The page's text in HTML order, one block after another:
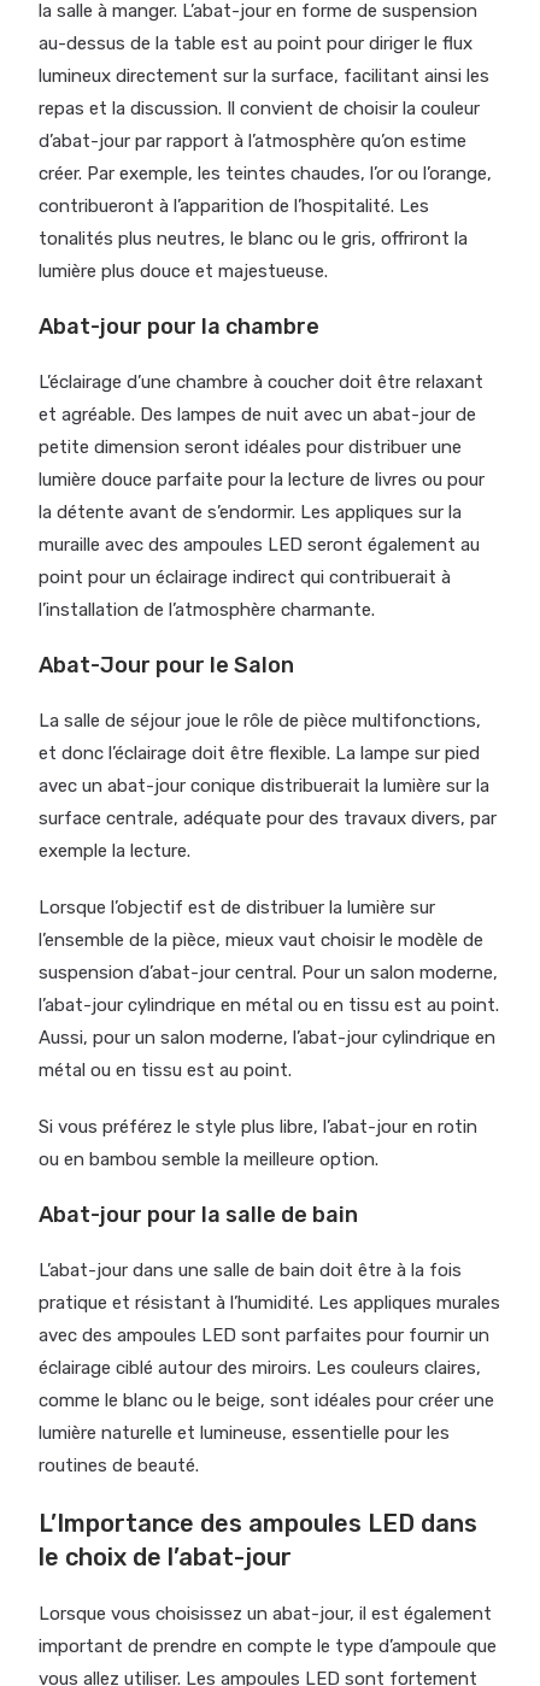
la salle à manger. L’abat-jour en forme de suspension
au-dessus de la table est au point pour diriger le flux
lumineux directement sur la surface, facilitant ainsi les
repas et la discussion. Il convient de choisir la couleur
d’abat-jour par rapport à l’atmosphère qu’on estime
créer. Par exemple, les teintes chaudes, l’or ou l’orange,
contribueront à l’apparition de l’hospitalité. Les
tonalités plus neutres, le blanc ou le gris, offriront la
lumière plus douce et majestueuse.
Abat-jour pour la chambre
L’éclairage d’une chambre à coucher doit être relaxant
et agréable. Des lampes de nuit avec un abat-jour de
petite dimension seront idéales pour distribuer une
lumière douce parfaite pour la lecture de livres ou pour
la détente avant de s’endormir. Les appliques sur la
muraille avec des ampoules LED seront également au
point pour un éclairage indirect qui contribuerait à
l’installation de l’atmosphère charmante.
Abat-Jour pour le Salon
La salle de séjour joue le rôle de pièce multifonctions,
et donc l’éclairage doit être flexible. La lampe sur pied
avec un abat-jour conique distribuerait la lumière sur la
surface centrale, adéquate pour des travaux divers, par
exemple la lecture.
Lorsque l’objectif est de distribuer la lumière sur
l’ensemble de la pièce, mieux vaut choisir le modèle de
suspension d’abat-jour central. Pour un salon moderne,
l’abat-jour cylindrique en métal ou en tissu est au point.
Aussi, pour un salon moderne, l’abat-jour cylindrique en
métal ou en tissu est au point.
Si vous préférez le style plus libre, l’abat-jour en rotin
ou en bambou semble la meilleure option.
Abat-jour pour la salle de bain
L’abat-jour dans une salle de bain doit être à la fois
pratique et résistant à l’humidité. Les appliques murales
avec des ampoules LED sont parfaites pour fournir un
éclairage ciblé autour des miroirs. Les couleurs claires,
comme le blanc ou le beige, sont idéales pour créer une
lumière naturelle et lumineuse, essentielle pour les
routines de beauté.
L’Importance des ampoules LED dans
le choix de l’abat-jour
Lorsque vous choisissez un abat-jour, il est également
important de prendre en compte le type d’ampoule que
vous allez utiliser. Les ampoules LED sont fortement